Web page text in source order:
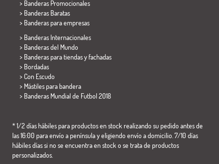
> Banderas Promocionales
> Banderas Baratas
> Banderas para empresas
> Banderas Internacionales
> Banderas del Mundo
> Banderas para tiendas y fachadas
> Bordadas
> Con Escudo
> Mástiles para bandera
> Banderas Mundial de Futbol 2018
* 1/2 días hábiles para productos en stock realizando su pedido antes de
las 16:00 para envío a península y eligiendo envío a domicilio. 7/10 días
hábiles días si no se encuentra en stock o se trata de productos
personalizados.